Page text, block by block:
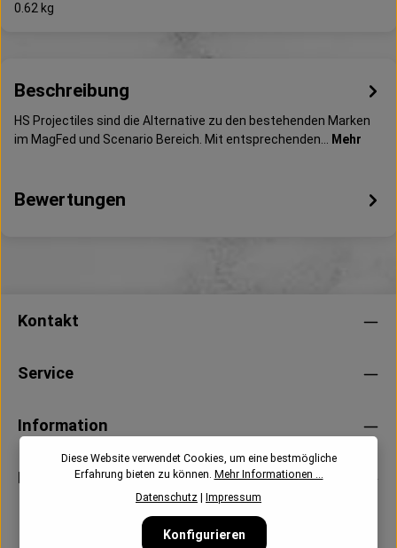
0.62 kg
Beschreibung
HS Projectiles sind die Alternative zu den bestehenden Marken
im MagFed und Scenario Bereich. Mit entsprechenden…
Mehr
Bewertungen
Kontakt
Service
Information
Newsletter
Diese Website verwendet Cookies, um eine bestmögliche
Erfahrung bieten zu können. Mehr Informationen ...
Datenschutz
Impressum
Konfigurieren